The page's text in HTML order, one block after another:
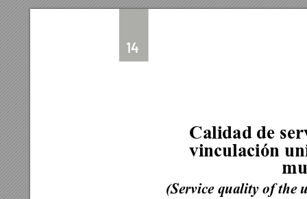
14
Calidad de
vinculación
(Service quality of the